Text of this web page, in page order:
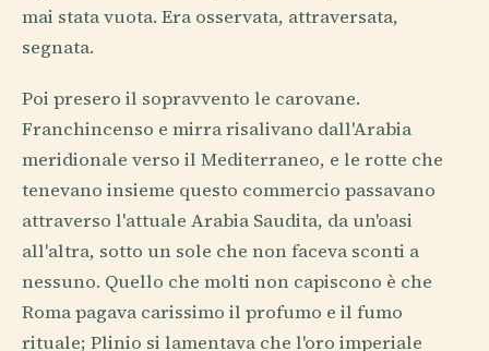
mai stata vuota. Era osservata, attraversata,
segnata.
Poi presero il sopravvento le carovane.
Franchincenso e mirra risalivano dall'Arabia
meridionale verso il Mediterraneo, e le rotte che
tenevano insieme questo commercio passavano
attraverso l'attuale Arabia Saudita, da un'oasi
all'altra, sotto un sole che non faceva sconti a
nessuno. Quello che molti non capiscono è che
Roma pagava carissimo il profumo e il fumo
rituale; Plinio si lamentava che l'oro imperiale